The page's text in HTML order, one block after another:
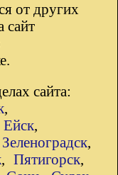
от других
сайт
сайта:
,
Ейск,
Зеленоградск,
, Пятигорск,